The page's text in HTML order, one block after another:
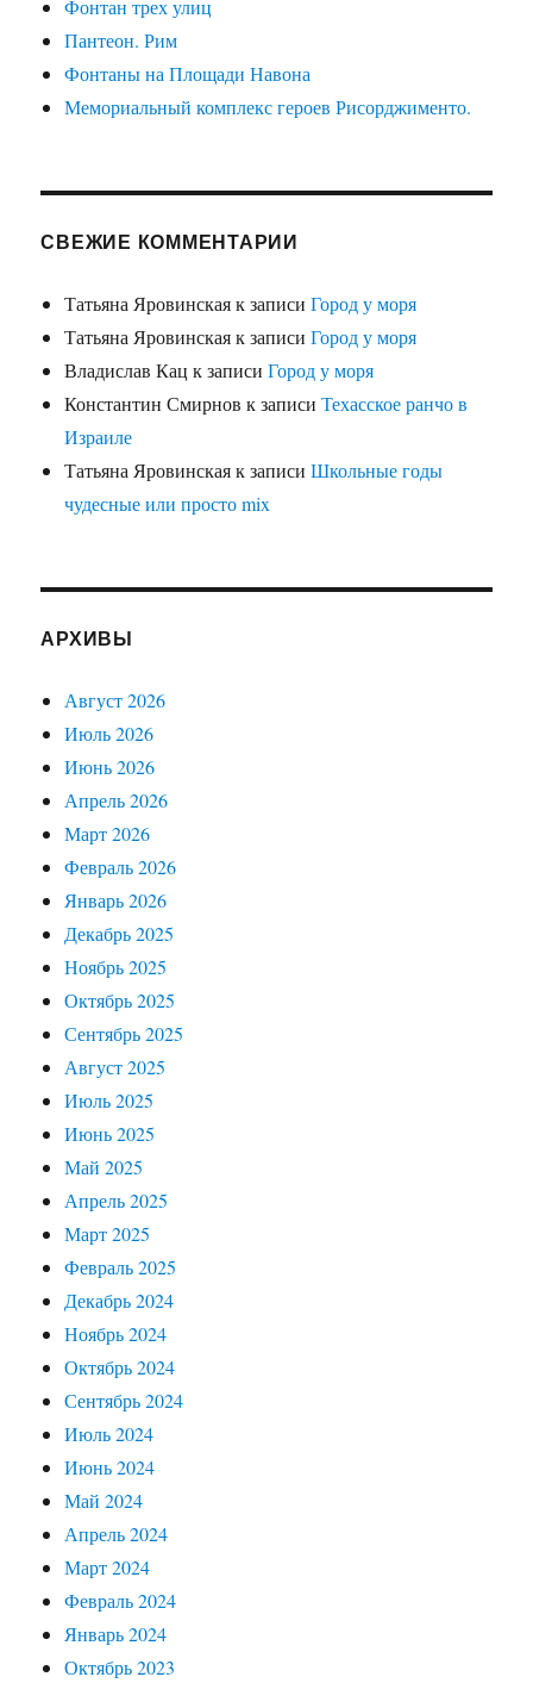
Фонтан трех улиц
Пантеон. Рим
Фонтаны на Площади Навона
Мемориальный комплекс героев Рисорджименто.
СВЕЖИЕ КОММЕНТАРИИ
Татьяна Яровинскаяк записиГород у моря
Татьяна Яровинскаяк записиГород у моря
Владислав Кац к записиГород у моря
Константин Смирнов к записиТехасское ранчо в
Израиле
Татьяна Яровинскаяк записиШкольные годы
чудесные или просто mix
АРХИВЫ
Август 2026
Июль 2026
Июнь 2026
Апрель 2026
Март 2026
Февраль 2026
Январь 2026
Декабрь 2025
Ноябрь 2025
Октябрь 2025
Сентябрь 2025
Август 2025
Июль 2025
Июнь 2025
Май 2025
Апрель 2025
Март 2025
Февраль 2025
Декабрь 2024
Ноябрь 2024
Октябрь 2024
Сентябрь 2024
Июль 2024
Июнь 2024
Май 2024
Апрель 2024
Март 2024
Февраль 2024
Январь 2024
Октябрь 2023